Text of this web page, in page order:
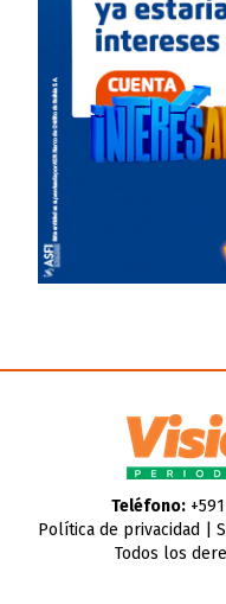
Teléfono:
Política de privacidad
Todos los